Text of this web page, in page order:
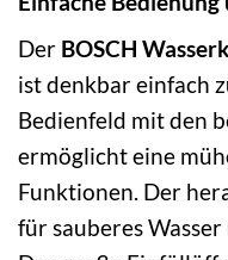
Der BOSCH
ist denkbar einfach
Bedienfeld mit den
ermöglicht eine
Funktionen. Der
für sauberes